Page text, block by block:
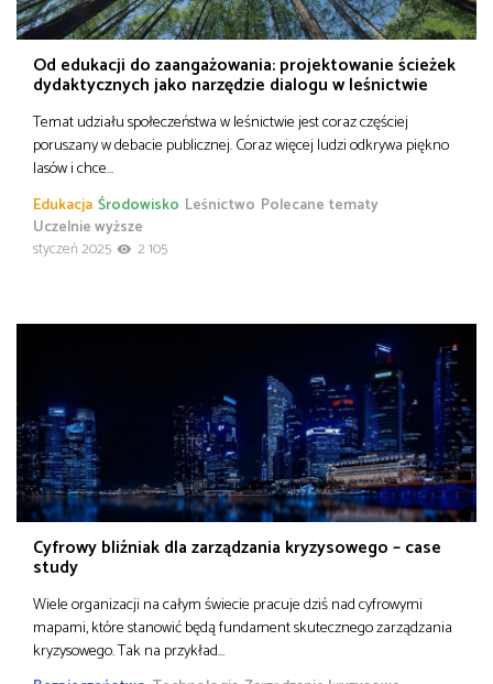
Od edukacji do zaangażowania: projektowanie ścieżek
dydaktycznych jako narzędzie dialogu w leśnictwie
Temat udziału społeczeństwa w leśnictwie jest coraz częściej
poruszany w debacie publicznej. Coraz więcej ludzi odkrywa piękno
lasów i chce…
Edukacja Leśnictwo Polecane tematy
Środowisko
Uczelnie wyższe
styczeń 2025
2 105
Cyfrowy bliźniak dla zarządzania kryzysowego – case
study
Wiele organizacji na całym świecie pracuje dziś nad cyfrowymi
mapami, które stanowić będą fundament skutecznego zarządzania
kryzysowego. Tak na przykład…